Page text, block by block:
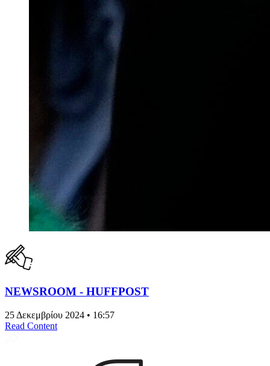
NEWSROOM - HUFFPOST
25 Δεκεμβρίου 2024 • 16:57
Read Content